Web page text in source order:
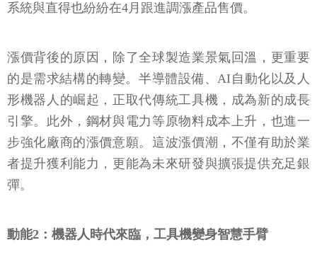
系統與直得也紛紛在4月跟進調漲產品售價。
漲價背後的原因，除了全球製造業景氣回溫，更重要
的是需求結構的轉變。半導體設備、AI自動化以及人
形機器人的崛起，正取代傳統工具機，成為新的成長
引擎。此外，鋼材與電力等原物料成本上升，也進一
步強化廠商的漲價意願。這波漲價潮，不僅有助於業
者提升獲利能力，更能為未來研發與擴張提供充足銀
彈。
動能2：機器人時代來臨，工具機變身智慧手臂